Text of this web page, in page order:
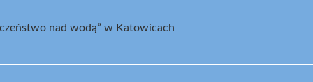
nad wodą” w Katowicach